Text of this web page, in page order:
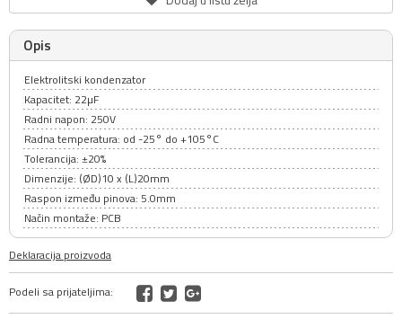
Opis
Elektrolitski kondenzator
Kapacitet: 22µF
Radni napon: 250V
Radna temperatura: od -25° do +105°C
Tolerancija: ±20%
Dimenzije: (ØD)10 x (L)20mm
Raspon između pinova: 5.0mm
Način montaže: PCB
Deklaracija proizvoda
Podeli sa prijateljima: